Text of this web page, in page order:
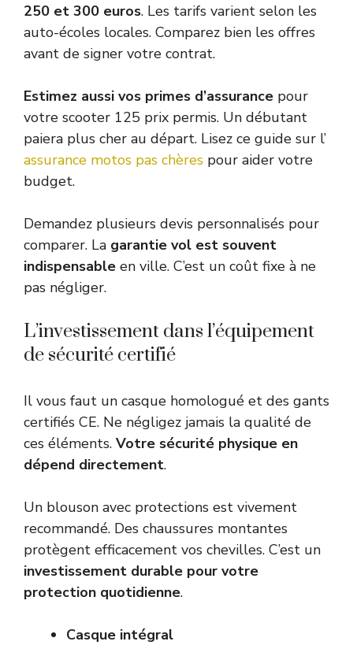
250 et 300 euros. Les tarifs varient selon les
auto-écoles locales. Comparez bien les offres
avant de signer votre contrat.
Estimez aussi vos primes d’assurance pour
votre scooter 125 prix permis. Un débutant
paiera plus cher au départ. Lisez ce guide sur l’
assurance motos pas chères pour aider votre
budget.
Demandez plusieurs devis personnalisés pour
comparer. La garantie vol est souvent
indispensable en ville. C’est un coût fixe à ne
pas négliger.
L’investissement dans l’équipement
de sécurité certifié
Il vous faut un casque homologué et des gants
certifiés CE. Ne négligez jamais la qualité de
ces éléments. Votre sécurité physique en
dépend directement.
Un blouson avec protections est vivement
recommandé. Des chaussures montantes
protègent efficacement vos chevilles. C’est un
investissement durable pour votre
protection quotidienne.
Casque intégral